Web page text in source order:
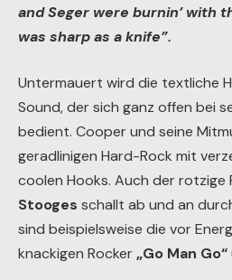
and Seger were burnin’ with
was sharp as a knife”.
Untermauert wird die textliche
Sound, der sich ganz offen bei
bedient. Cooper und seine
geradlinigen Hard-Rock mit
coolen Hooks. Auch der
Stooges schallt ab und an
sind beispielsweise die vor
knackigen Rocker„Go Man Go“